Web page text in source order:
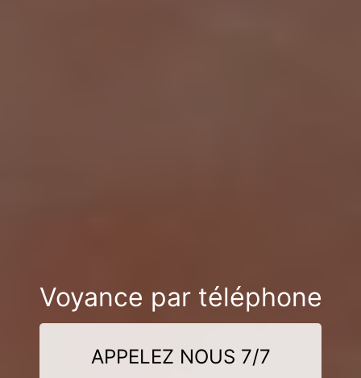
Voyance par téléphone
APPELEZ NOUS 7/7